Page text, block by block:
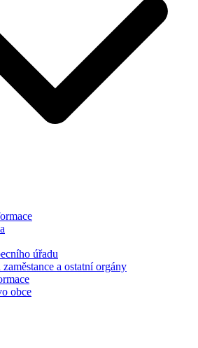
úřadu
a ostatní orgány
obce